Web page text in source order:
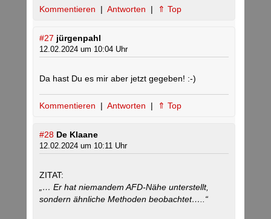
Kommentieren | Antworten | ⇑ Top
#27 jürgenpahl
12.02.2024 um 10:04 Uhr
Da hast Du es mir aber jetzt gegeben! :-)
Kommentieren | Antworten | ⇑ Top
#28 De Klaane
12.02.2024 um 10:11 Uhr
ZITAT:
„… Er hat niemandem AFD-Nähe unterstellt,
sondern ähnliche Methoden beobachtet…..“